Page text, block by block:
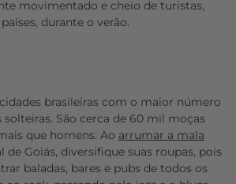
movimentado e cheio de turistas,
durante o verão.
brasileiras com o maior número
São cerca de 60 mil moças
que homens. Ao arrumar a mala
de Goiás, diversifique suas roupas, pois
baladas, bares e pubs de todos os